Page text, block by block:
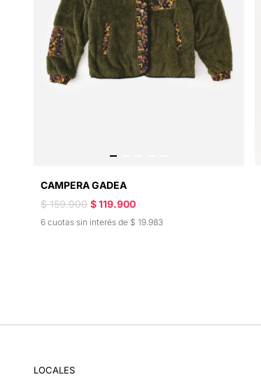
CAMPERA GADEA
$ 159.900 $ 119.900
6 cuotas sin interés de $ 19.983
LOCALES